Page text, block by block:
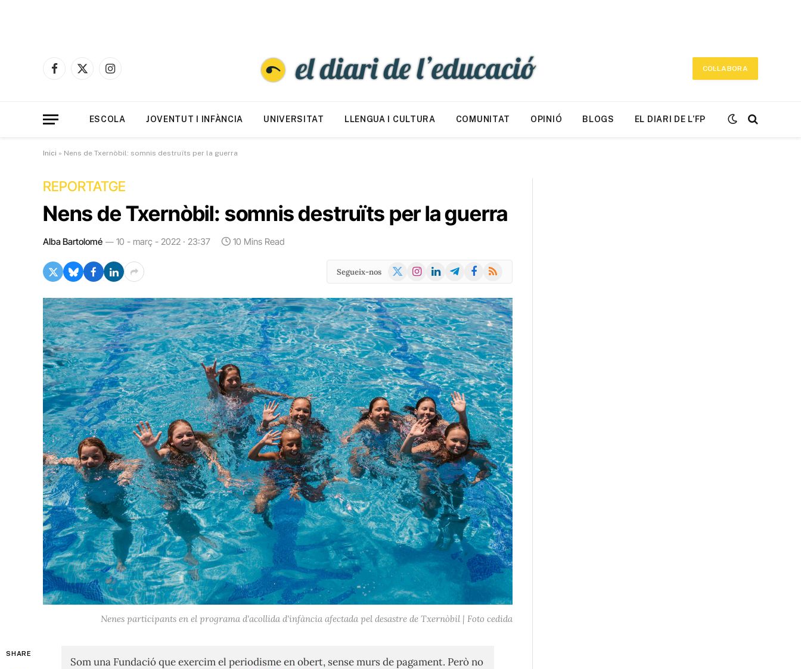
Facebook
X
Instagram
COL·LABORA
ESCOLA JOVENTUT I INFÀNCIA UNIVERSITAT LLENGUA I CULTURA COMUNITAT OPINIÓ BLOGS EL DIARI DE L’FP
Inici » Nens de Txernòbil: somnis destruïts per la guerra
REPORTATGE
Nens de Txernòbil: somnis destruïts per la guerra
Alba Bartolomé 10 - març - 2022 · 23:37 10 Mins Read
Segueix-nos
X
Instagram
LinkedInTelegramFacebook
RSS
Nenes participants en el programa d'acollida d'infància afectada pel desastre de Txernòbil | Foto cedida
SHARE
Som una Fundació que exercim el periodisme en obert, sense murs de pagament. Però no